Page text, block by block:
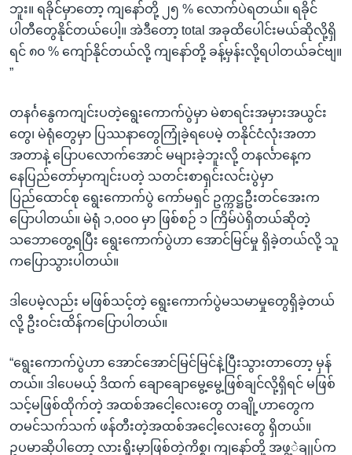
ဘူး။ ရခိုင်မှာတော့ ကျနော်တို့ ၂၅ % လောက်ပဲရတယ်။ ရခိုင်
ပါတီတွေနိုင်တယ်ပေါ့။ အဲဒီတော့ total အခုထိပေါင်းမယ်ဆိုလို့ရှိ
ရင် ၈၀ % ကျော်နိုင်တယ်လို့ ကျနော်တို့ ခန့်မှန်းလို့ရပါတယ်ခင်ဗျ။
”
တနင်္ဂနွေကကျင်းပတဲ့ရွေးကောက်ပွဲမှာ မဲစာရင်းအမှားအယွင်း
တွေ၊ မဲရုံတွေမှာ ပြဿနာတွေကြုံခဲ့ရပေမဲ့ တနိုင်ငံလုံးအတာ
အတာနဲ့ ပြောပလောက်အောင် မများခဲ့ဘူးလို့ တနင်္လာနေ့က
နေပြည်တော်မှာကျင်းပတဲ့ သတင်းစာရှင်းလင်းပွဲမှာ
ပြည်ထောင်စု ရွေးကောက်ပွဲ ကော်မရှင် ဥက္ကဋ္ဌဦးတင်အေးက
ပြောပါတယ်။ မဲရုံ ၁,၀၀၀ မှာ ဖြစ်စဉ် ၁ ကြိမ်ပဲရှိတယ်ဆိုတဲ့
သဘောတွေ့ရပြီး ရွေးကောက်ပွဲဟာ အောင်မြင်မှု ရှိခဲ့တယ်လို့ သူ
ကပြောသွားပါတယ်။
ဒါပေမဲ့လည်း မဖြစ်သင့်တဲ့ ရွေးကောက်ပွဲမသမာမှုတွေရှိခဲ့တယ်
လို့ ဦးဝင်းထိန်ကပြောပါတယ်။
“ရွေးကောက်ပွဲဟာ အောင်အောင်မြင်မြင်နဲ့ပြီးသွားတာတော့ မှန်
တယ်။ ဒါပေမယ့် ဒိထက် ချောချောမွေ့မွေ့ဖြစ်ချင်လို့ရှိရင် မဖြစ်
သင့်မဖြစ်ထိုက်တဲ့ အထစ်အငေါ့လေးတွေ တချို့ဟာတွေက
တမင်သက်သက် ဖန်တီးတဲ့အထစ်အငေါ့လေးတွေ ရှိတယ်။
ဥပမာဆိုပါတော့ လားရှိုးမှာဖြစ်တဲ့ကိစ္စ၊ ကျနော်တို့ အဖွ့ဲချုပ်က